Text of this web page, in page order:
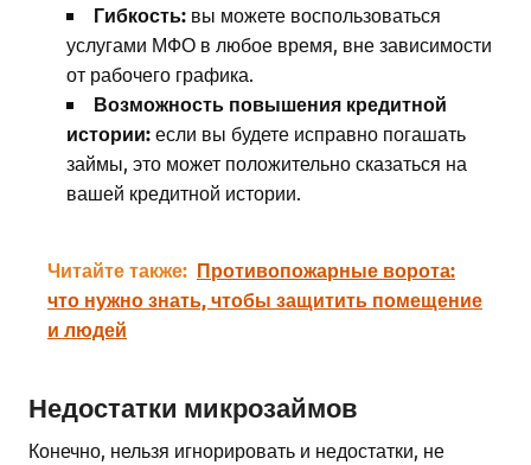
Гибкость: вы можете воспользоваться
услугами МФО в любое время, вне зависимости
от рабочего графика.
Возможность повышения кредитной
истории: если вы будете исправно погашать
займы, это может положительно сказаться на
вашей кредитной истории.
Читайте также: Противопожарные ворота:
что нужно знать, чтобы защитить помещение
и людей
Недостатки микрозаймов
Конечно, нельзя игнорировать и недостатки, не